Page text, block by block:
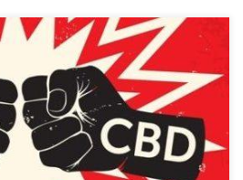
Weterani w zdecydowanej
nad marihuaną. Nowa ankieta
w USA i z szerokiej gamy
medycznej marihuany.
że poparcie Amerykanów dla
nowe maksimum, nowa ankieta